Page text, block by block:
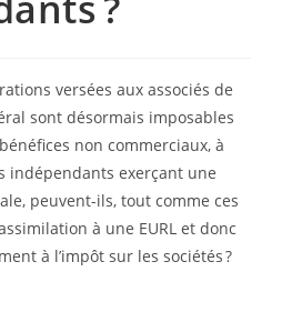
versées aux associés de
sont désormais imposables
non commerciaux, à
indépendants exerçant une
peuvent-ils, tout comme ces
à une EURL et donc
à l’impôt sur les sociétés ?